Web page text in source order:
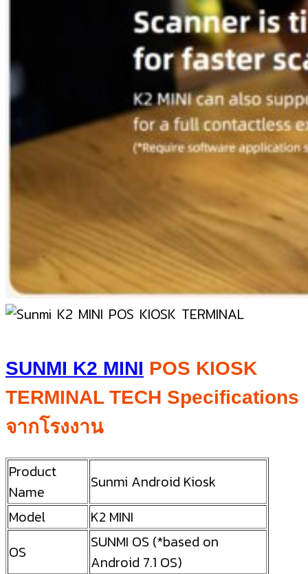
SUNMI K2 MINI POS KIOSK
TERMINAL TECH Specifications
จากโรงงาน
Product
Name
Sunmi Android Kiosk
Model
K2 MINI
OS
SUNMI OS (*based on
Android 7.1 OS)